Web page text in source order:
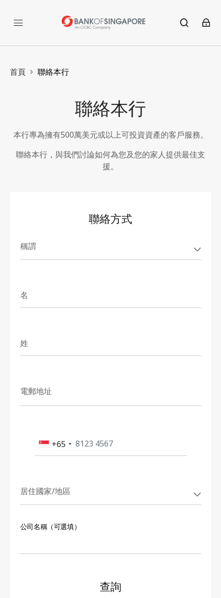
首頁 聯絡本行
聯絡本行
本行專為擁有500萬美元或以上可投資資產的客戶服務。
聯絡本行，與我們討論如何為您及您的家人提供最佳支
援。
聯絡方式
稱謂
名
姓
電郵地址
+65
居住國家/地區
公司名稱（可選填）
查詢